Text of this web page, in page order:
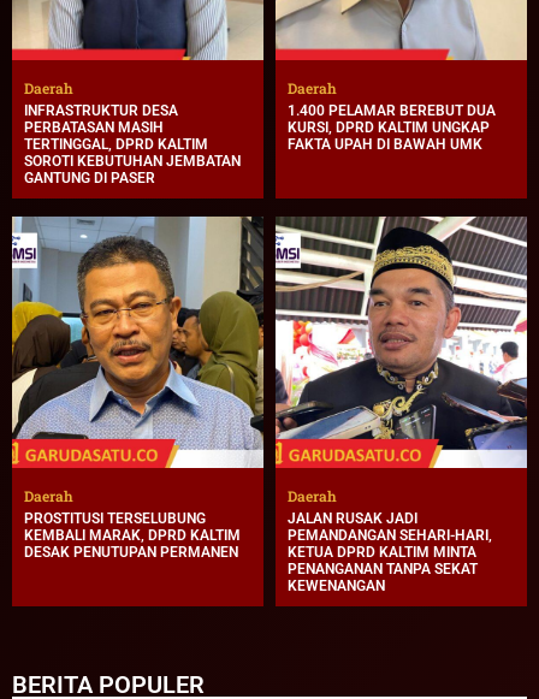
Daerah
INFRASTRUKTUR DESA
PERBATASAN MASIH
TERTINGGAL, DPRD KALTIM
SOROTI KEBUTUHAN JEMBATAN
GANTUNG DI PASER
Daerah
1.400 PELAMAR BEREBUT DUA
KURSI, DPRD KALTIM UNGKAP
FAKTA UPAH DI BAWAH UMK
Daerah
PROSTITUSI TERSELUBUNG
KEMBALI MARAK, DPRD KALTIM
DESAK PENUTUPAN PERMANEN
Daerah
JALAN RUSAK JADI
PEMANDANGAN SEHARI-HARI,
KETUA DPRD KALTIM MINTA
PENANGANAN TANPA SEKAT
KEWENANGAN
BERITA POPULER